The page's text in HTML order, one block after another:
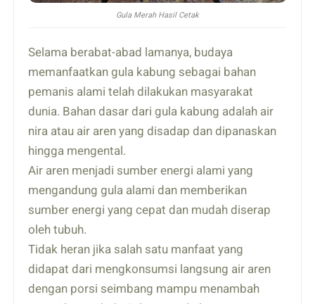
Gula Merah Hasil Cetak
Selama berabat-abad lamanya, budaya
memanfaatkan gula kabung sebagai bahan
pemanis alami telah dilakukan masyarakat
dunia. Bahan dasar dari gula kabung adalah air
nira atau air aren yang disadap dan dipanaskan
hingga mengental.
Air aren menjadi sumber energi alami yang
mengandung gula alami dan memberikan
sumber energi yang cepat dan mudah diserap
oleh tubuh.
Tidak heran jika salah satu manfaat yang
didapat dari mengkonsumsi langsung air aren
dengan porsi seimbang mampu menambah